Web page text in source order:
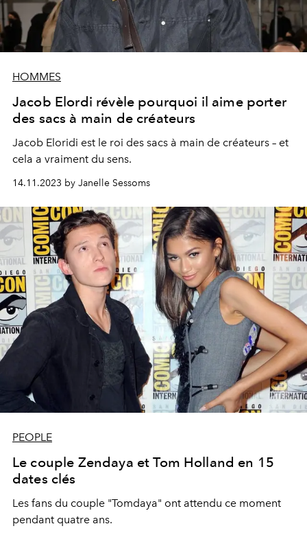
HOMMES
Jacob Elordi révèle pourquoi il aime porter
des sacs à main de créateurs
Jacob Eloridi est le roi des sacs à main de créateurs – et
cela a vraiment du sens.
14.11.2023 by Janelle Sessoms
PEOPLE
Le couple Zendaya et Tom Holland en 15
dates clés
Les fans du couple "Tomdaya" ont attendu ce moment
pendant quatre ans.